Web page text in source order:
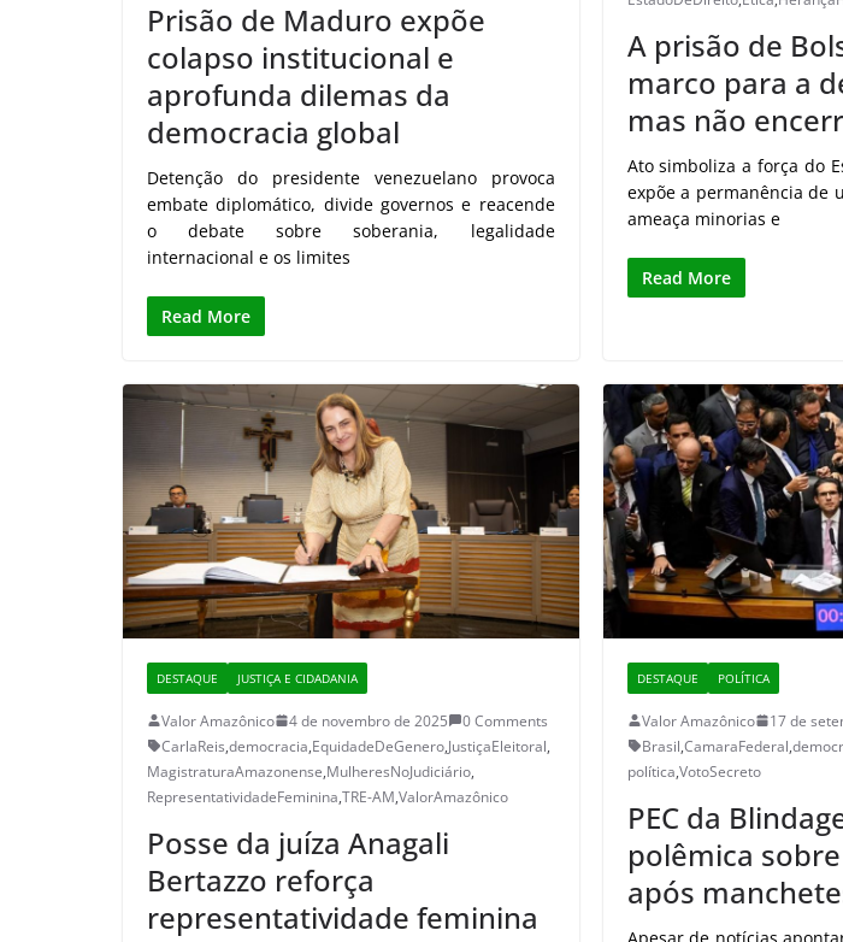
Prisão de Maduro expõe
colapso institucional e
aprofunda dilemas da
democracia global
Detenção do presidente venezuelano provoca
embate diplomático, divide governos e reacende
o debate sobre soberania, legalidade
internacional e os limites
Read More
A prisão de
marco para a
mas não
Ato simboliza a força do
expõe a permanência de
ameaça minorias e
Read More
DESTAQUE JUSTIÇA E CIDADANIA
Valor Amazônico 4 de novembro de 2025
0 Comments
CarlaReis,democracia,EquidadeDeGenero,JustiçaEleitoral,
MagistraturaAmazonense,MulheresNoJudiciário,
RepresentatividadeFeminina,TRE-AM,ValorAmazônico
Posse da juíza Anagali
Bertazzo reforça
representatividade feminina
DESTAQUE POLÍTICA
Valor Amazônico 17 de
Brasil,CamaraFederal,
política,VotoSecreto
PEC da
polêmica
após
Apesar de notícias